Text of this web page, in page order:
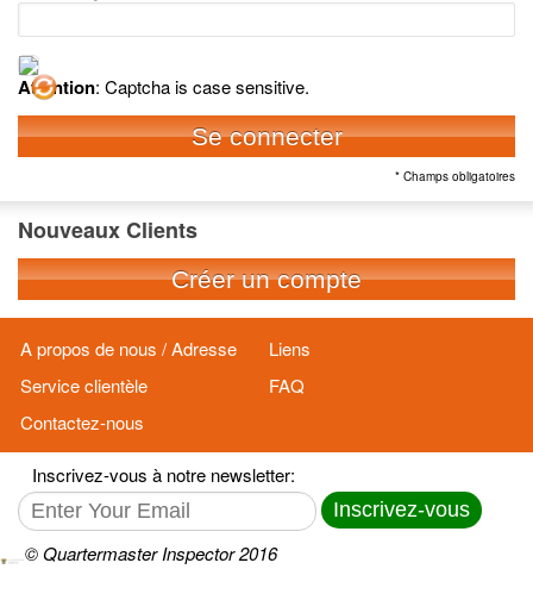
Attention: Captcha is case sensitive.
Se connecter
* Champs obligatoires
Nouveaux Clients
Créer un compte
A propos de nous / Adresse
Liens
Service clientèle
FAQ
Contactez-nous
Inscrivez-vous à notre newsletter:
Inscrivez-vous
© Quartermaster Inspector 2016